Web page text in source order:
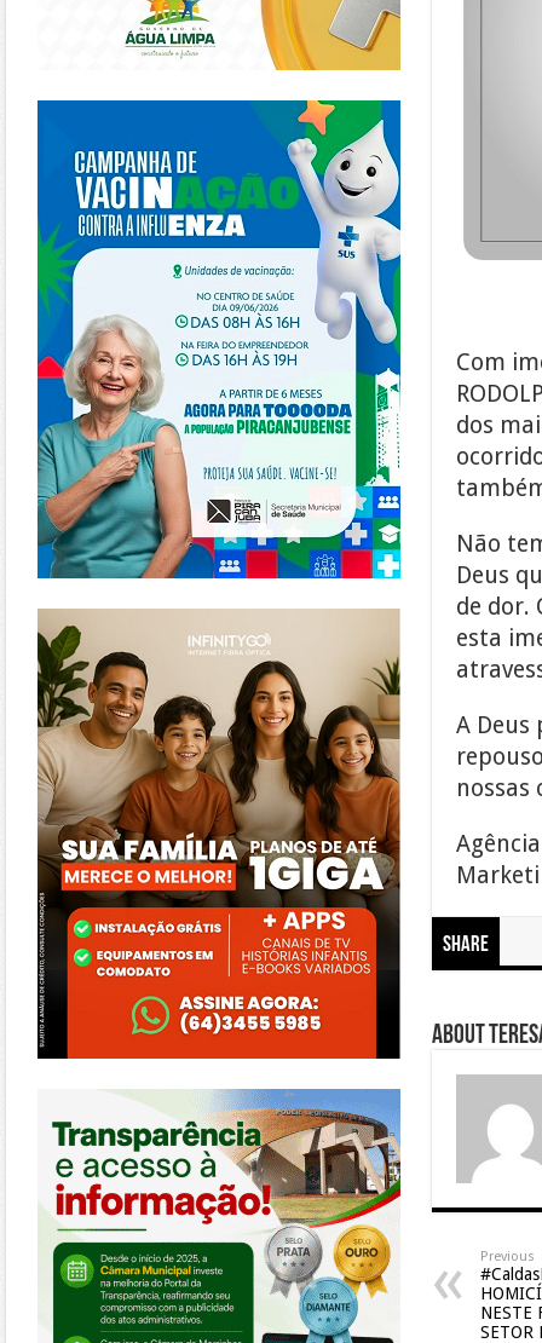
Com
dos
Não
Deus
de dor.
esta
A Deus
nossas
Share
About
Previous
NESTE
SETOR
https://piracanjuba.go.gov.br/
https://www.infinitygo.com.br/
https://morrinhos.go.leg.br/